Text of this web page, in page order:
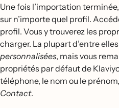
Une fois l’importation
sur n’importe quel profil.
profil. Vous y trouverez les
charger. La plupart d’entre
personnalisées, mais vous
propriétés par défaut de
téléphone, le nom ou le
Contact.